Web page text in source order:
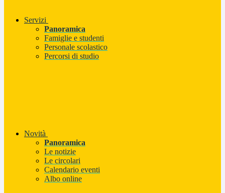
Servizi
Panoramica
Famiglie e studenti
Personale scolastico
Percorsi di studio
Novità
Panoramica
Le notizie
Le circolari
Calendario eventi
Albo online